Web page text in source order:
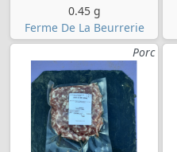
0.45 g
Ferme De La Beurrerie
Porc